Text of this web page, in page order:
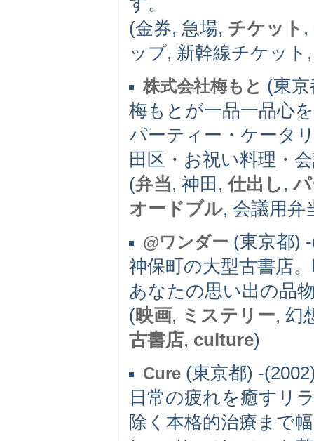
(金券, 急場, チケット ,
ップ, 新幹線チケッ
株式会社梅もと (東
梅もとが一品一品心
パーティー・ケータ
田区・お祝い料理・
(弁当, 神田,仕出し ,
オードブル, 会議用弁
@ワンダー (東京都)
神保町の大型古書店
あなたの思い出の品
(映画, ミステリー, 幻
古書店, culture)
Cure (東京都) -
日常の疲れを癒すリ
除く本格的治療まで